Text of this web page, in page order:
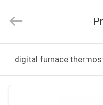
RUMAH
PRODUK
Limited.
digital furnace